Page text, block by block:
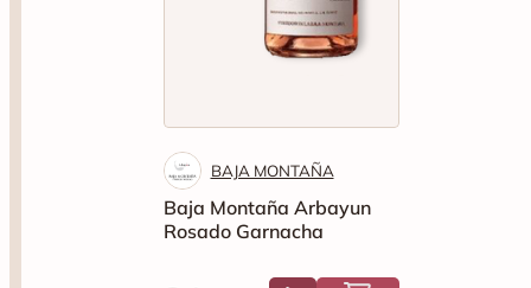
BAJA MONTAÑA
Rosado Garnacha
34